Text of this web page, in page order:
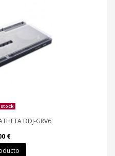
DDJ-GRV6
€